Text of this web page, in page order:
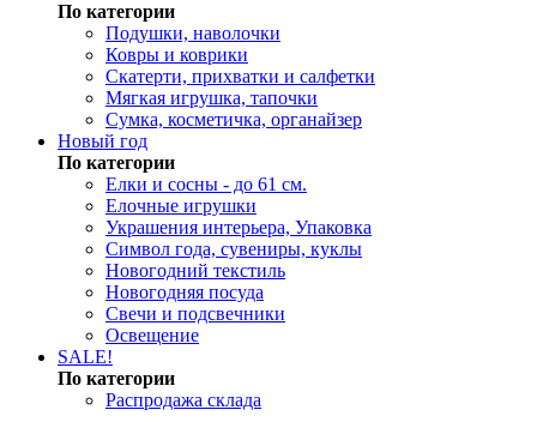
По категории
Подушки, наволочки
Ковры и коврики
Скатерти, прихватки и салфетки
Мягкая игрушка, тапочки
Сумка, косметичка, органайзер
Новый год
По категории
Елки и сосны - до 61 см.
Елочные игрушки
Украшения интерьера, Упаковка
Символ года, сувениры, куклы
Новогодний текстиль
Новогодняя посуда
Свечи и подсвечники
Освещение
SALE!
По категории
Распродажа склада